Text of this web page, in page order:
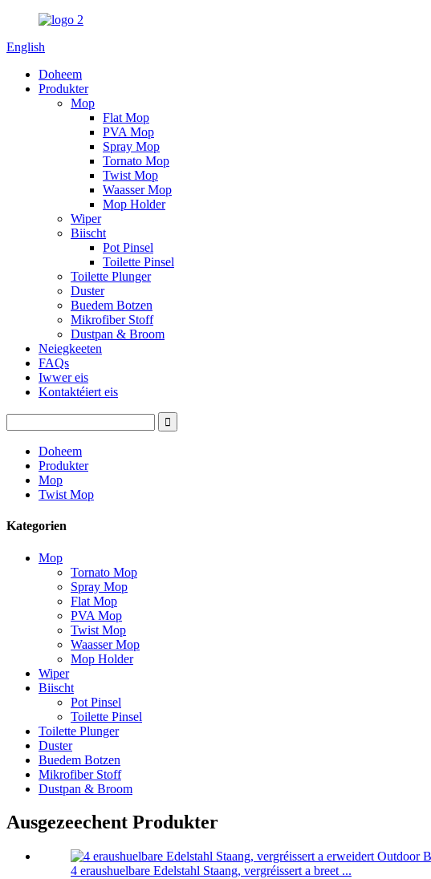
English
Doheem
Produkter
Mop
Flat Mop
PVA Mop
Spray Mop
Tornato Mop
Twist Mop
Waasser Mop
Mop Holder
Wiper
Biischt
Pot Pinsel
Toilette Pinsel
Toilette Plunger
Duster
Buedem Botzen
Mikrofiber Stoff
Dustpan & Broom
Neiegkeeten
FAQs
Iwwer eis
Kontaktéiert eis
Doheem
Produkter
Mop
Twist Mop
Kategorien
Mop
Tornato Mop
Spray Mop
Flat Mop
PVA Mop
Twist Mop
Waasser Mop
Mop Holder
Wiper
Biischt
Pot Pinsel
Toilette Pinsel
Toilette Plunger
Duster
Buedem Botzen
Mikrofiber Stoff
Dustpan & Broom
Ausgezeechent Produkter
4 eraushuelbare Edelstahl Staang, vergréissert a breet ...